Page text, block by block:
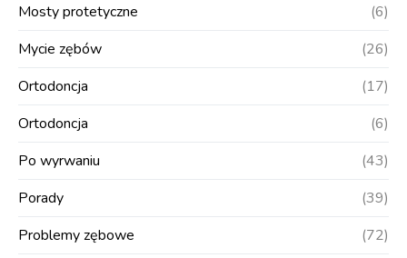
Mosty protetyczne
(6)
Mycie zębów
(26)
Ortodoncja
(17)
Ortodoncja
(6)
Po wyrwaniu
(43)
Porady
(39)
Problemy zębowe
(72)